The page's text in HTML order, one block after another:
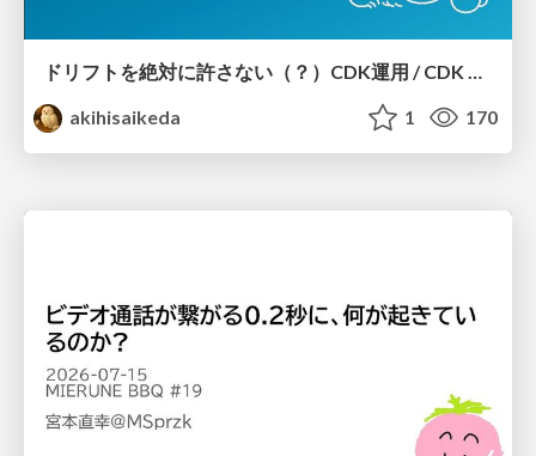
ドリフトを絶対に許さない（？）CDK運用 / CDK Ops with Zero Tolerance for Drifts (?)
akihisaikeda
1 170